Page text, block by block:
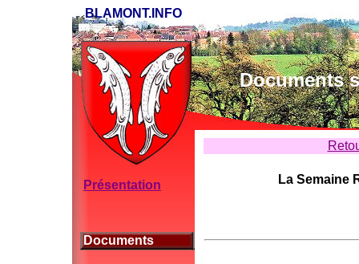
BLAMONT.INFO
Documents
Présentation
Documents
La Semaine